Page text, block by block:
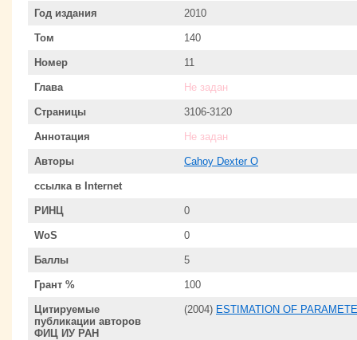
Год издания 2010
Том 140
Номер 11
Глава Не задан
Страницы 3106-3120
Аннотация Не задан
Авторы Cahoy Dexter O
ссылка в Internet
РИНЦ 0
WoS 0
Баллы 5
Грант % 100
Цитируемые
публикации авторов
ФИЦ ИУ РАН
(2004) ESTIMATION OF